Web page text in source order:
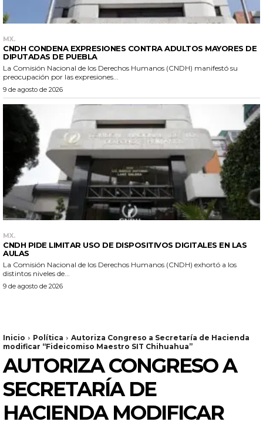
MX.
CNDH CONDENA EXPRESIONES CONTRA ADULTOS MAYORES DE
DIPUTADAS DE PUEBLA
La Comisión Nacional de los Derechos Humanos (CNDH) manifestó su
preocupación por las expresiones...
9 de agosto de 2026
MX.
CNDH PIDE LIMITAR USO DE DISPOSITIVOS DIGITALES EN LAS
AULAS
La Comisión Nacional de los Derechos Humanos (CNDH) exhortó a los
distintos niveles de...
9 de agosto de 2026